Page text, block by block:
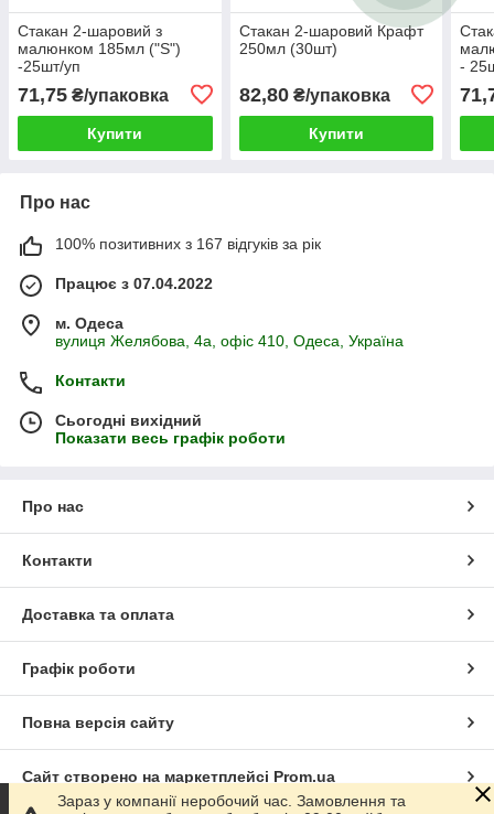
Стакан 2-шаровий з
малюнком 185мл ("S")
-25шт/уп
71,75 ₴/упаковка
Купити
Стакан 2-шаровий Крафт
250мл (30шт)
82,80₴/упаковка
Купити
-
Про нас
100% позитивних з 167 відгуків за рік
Працює з 07.04.2022
м. Одеса
вулиця Желябова, 4а, офіс 410, Одеса, Україна
Контакти
Сьогодні вихідний
Показати весь графік роботи
Про нас
Контакти
Доставка та оплата
Графік роботи
Повна версія сайту
Сайт створено на маркетплейсі Prom.ua
Зараз у компанії неробочий час. Замовлення та